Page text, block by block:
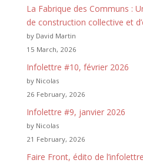
La Fabrique des Communs :
de construction collective et
by David Martin
15 March, 2026
Infolettre #10, février 2026
by Nicolas
26 February, 2026
Infolettre #9, janvier 2026
by Nicolas
21 February, 2026
Faire Front, édito de